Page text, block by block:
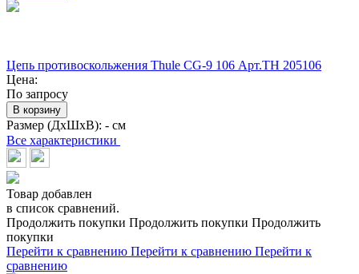
Цепь противоскольжения Thule CG-9 106 Арт.TH 205106
Цена:
По запросу
В корзину
Размер (ДхШхВ): - см
Все характеристики
Товар добавлен
в список сравнений.
Продолжить покупки Продолжить покупки Продолжить
покупки
Перейти к сравнению Перейти к сравнению Перейти к
сравнению